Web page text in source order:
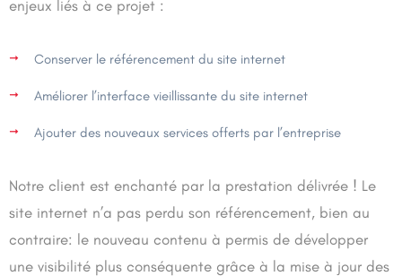
enjeux liés à ce projet :
Conserver le référencement du site internet
Améliorer l’interface vieillissante du site internet
Ajouter des nouveaux services offerts par l’entreprise
Notre client est enchanté par la prestation délivrée ! Le
site internet n’a pas perdu son référencement, bien au
contraire: le nouveau contenu à permis de développer
une visibilité plus conséquente grâce à la mise à jour des